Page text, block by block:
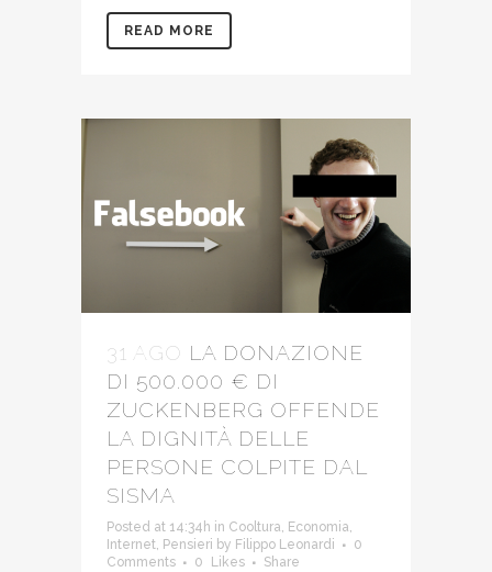
READ MORE
31 AGO LA DONAZIONE
DI 500.000 € DI
ZUCKENBERG OFFENDE
LA DIGNITÀ DELLE
PERSONE COLPITE DAL
SISMA
Posted at 14:34h in Cooltura, Economia,
Internet, Pensieri by Filippo Leonardi
0
Comments
0 Likes Share